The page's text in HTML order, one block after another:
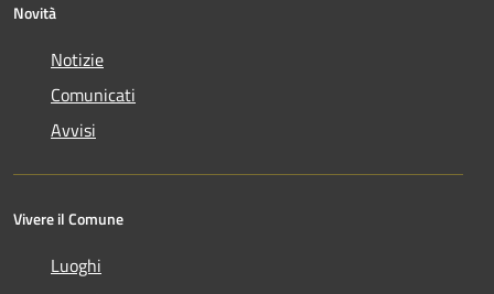
Novità
Notizie
Comunicati
Avvisi
Vivere il Comune
Luoghi